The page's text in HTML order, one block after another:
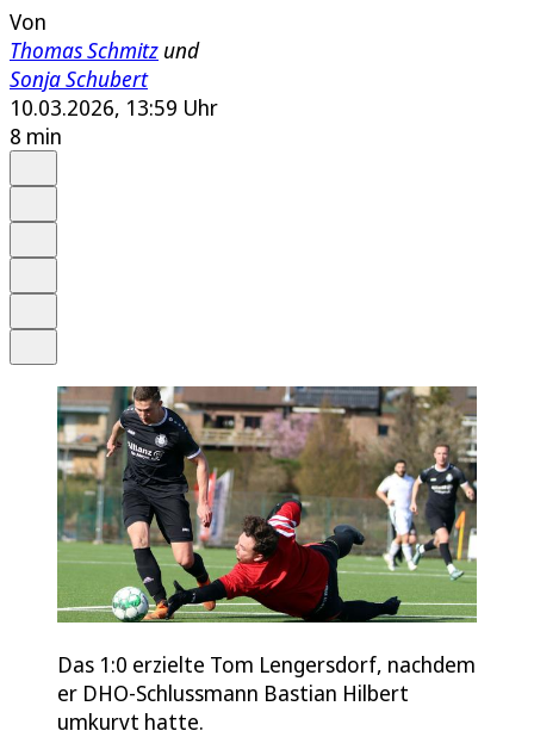
Von
Thomas Schmitz und
Sonja Schubert
10.03.2026, 13:59 Uhr
8 min
Das 1:0 erzielte Tom Lengersdorf, nachdem
er DHO-Schlussmann Bastian Hilbert
umkurvt hatte.